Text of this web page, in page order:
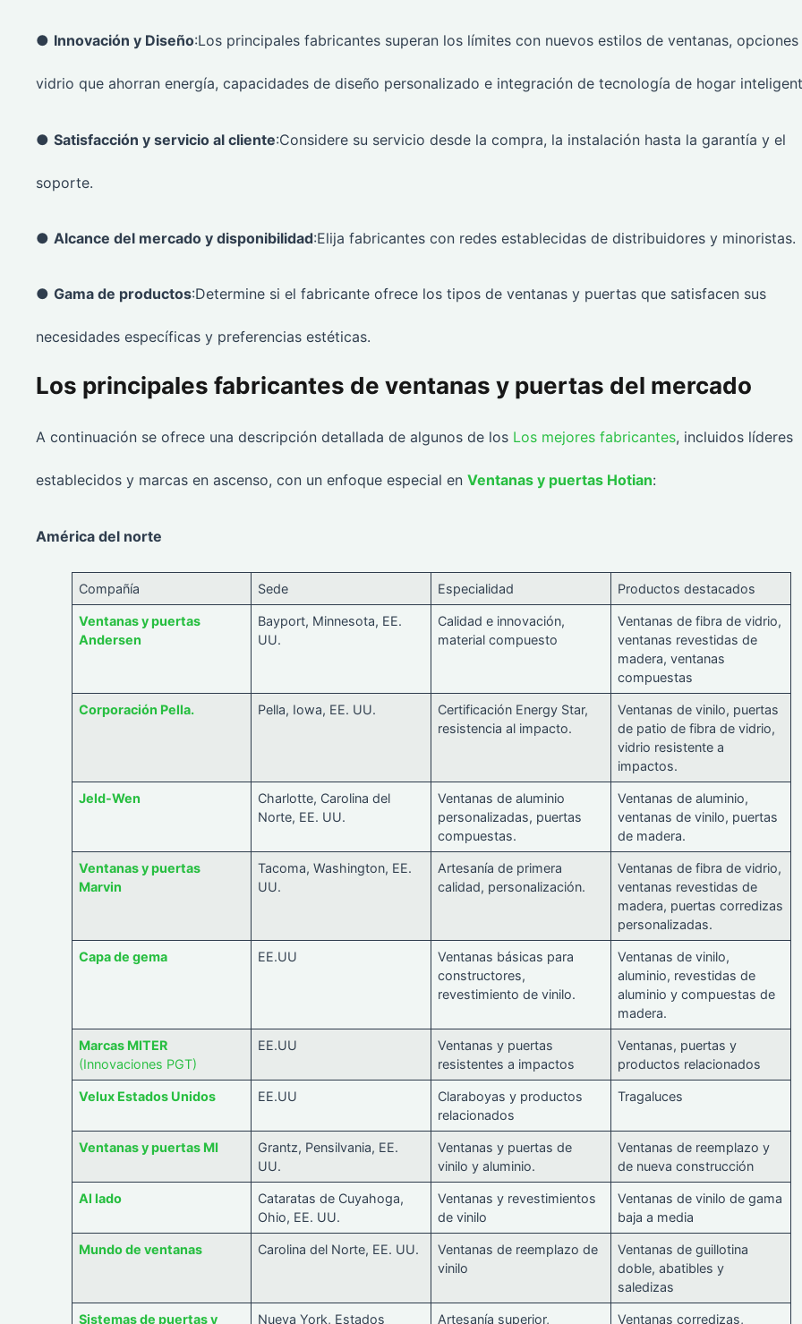
● Innovación y Diseño:Los principales fabricantes superan los límites con nuevos estilos de ventanas, opciones
vidrio que ahorran energía, capacidades de diseño personalizado e integración de tecnología de hogar
● Satisfacción y servicio al cliente:Considere su servicio desde la compra, la instalación hasta la garantía y el
soporte.
● Alcance del mercado y disponibilidad:Elija fabricantes con redes establecidas de distribuidores y minoristas.
● Gama de productos:Determine si el fabricante ofrece los tipos de ventanas y puertas que satisfacen sus
necesidades específicas y preferencias estéticas.
Los principales fabricantes de ventanas y puertas del mercado
A continuación se ofrece una descripción detallada de algunos de los Los mejores fabricantes, incluidos líderes
establecidos y marcas en ascenso, con un enfoque especial en Ventanas y puertas Hotian:
América del norte
Compañía Sede Especialidad Productos destacados
Ventanas y puertas
Andersen
Bayport, Minnesota, EE.
UU.
Calidad e innovación,
material compuesto
Ventanas de fibra de vidrio,
ventanas revestidas de
madera, ventanas
compuestas
Corporación Pella. Pella, Iowa, EE. UU.
Certificación Energy Star,
resistencia al impacto.
Ventanas de vinilo, puertas
de patio de fibra de vidrio,
vidrio resistente a
impactos.
Jeld-Wen
Charlotte, Carolina del
Norte, EE. UU.
Ventanas de aluminio
personalizadas, puertas
compuestas.
Ventanas de aluminio,
ventanas de vinilo, puertas
de madera.
Ventanas y puertas
Marvin
Tacoma, Washington, EE.
UU.
Artesanía de primera
calidad, personalización.
Ventanas de fibra de vidrio,
ventanas revestidas de
madera, puertas corredizas
personalizadas.
Capa de gema EE.UU
Ventanas básicas para
constructores,
revestimiento de vinilo.
Ventanas de vinilo,
aluminio, revestidas de
aluminio y compuestas de
madera.
Marcas MITER
(Innovaciones PGT)
EE.UU
Ventanas y puertas
resistentes a impactos
Ventanas, puertas y
productos relacionados
Velux Estados Unidos EE.UU
Claraboyas y productos
relacionados
Tragaluces
Ventanas y puertas MI
Grantz, Pensilvania, EE.
UU.
Ventanas y puertas de
vinilo y aluminio.
Ventanas de reemplazo y
de nueva construcción
Al lado
Cataratas de Cuyahoga,
Ohio, EE. UU.
Ventanas y revestimientos
de vinilo
Ventanas de vinilo de gama
baja a media
Mundo de ventanas Carolina del Norte, EE. UU.
Ventanas de reemplazo de
vinilo
Ventanas de guillotina
doble, abatibles y
saledizas
Sistemas de puertas y Nueva York, Estados Artesanía superior, Ventanas corredizas,